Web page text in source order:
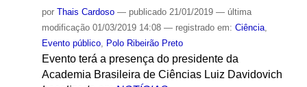
por Thais Cardoso — publicado21/01/2019 — última
modificação01/03/2019 14:08 — registrado em: Ciência,
Evento público, Polo Ribeirão Preto
Evento terá a presença do presidente da
Academia Brasileira de Ciências Luiz Davidovich